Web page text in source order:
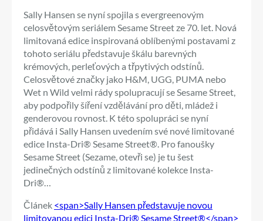
Sally Hansen se nyní spojila s evergreenovým
celosvětovým seriálem Sesame Street ze 70. let. Nová
limitovaná edice inspirovaná oblíbenými postavami z
tohoto seriálu představuje škálu barevných
krémových, perleťových a třpytivých odstínů.
Celosvětové značky jako H&M, UGG, PUMA nebo
Wet n Wild velmi rády spolupracují se Sesame Street,
aby podpořily šíření vzdělávání pro děti, mládež i
genderovou rovnost. K této spolupráci se nyní
přidává i Sally Hansen uvedením své nové limitované
edice Insta-Dri® Sesame Street®. Pro fanoušky
Sesame Street (Sezame, otevři se) je tu šest
jedinečných odstínů z limitované kolekce Insta-
Dri®…
Článek <span>Sally Hansen představuje novou
limitovanou edici Insta-Dri® Sesame Street®</span>